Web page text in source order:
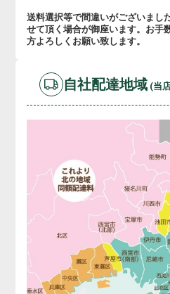
送料選択等で間違いがございまし
せて頂く場合が御座います。お手
方よろしくお願い致します。
自社配達地域 (当